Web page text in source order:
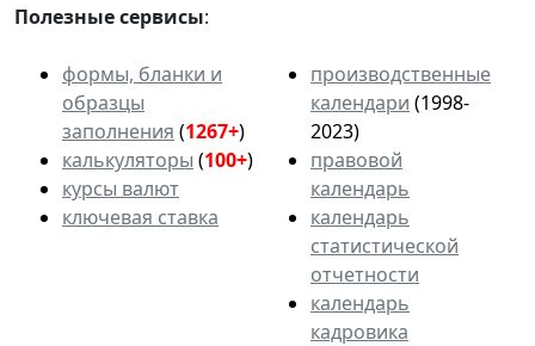
Полезные сервисы:
формы, бланки и
образцы
заполнения (1267+)
калькуляторы (100+)
курсы валют
ключевая ставка
производственные
календари (1998-
2023)
правовой
календарь
календарь
статистической
отчетности
календарь
кадровика